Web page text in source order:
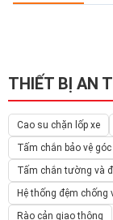
THIẾT BỊ AN
Cao su chặn lốp xe
Tấm chắn bảo vệ
Tấm chắn tường và
Hệ thống đệm chống
Rào cản giao thông